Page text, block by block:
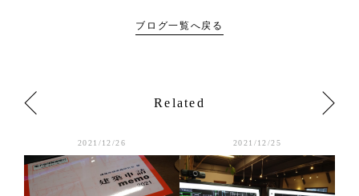
ブログ一覧へ戻る
Related
2021/12/26 2021/12/25